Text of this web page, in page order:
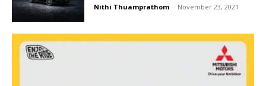
Nithi Thuamprathom - November 23, 2021